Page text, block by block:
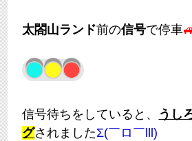
太閤山ランド前の信号で停車
信号待ちをしていると、 うし
グされましたΣ(￣ロ￣lll)